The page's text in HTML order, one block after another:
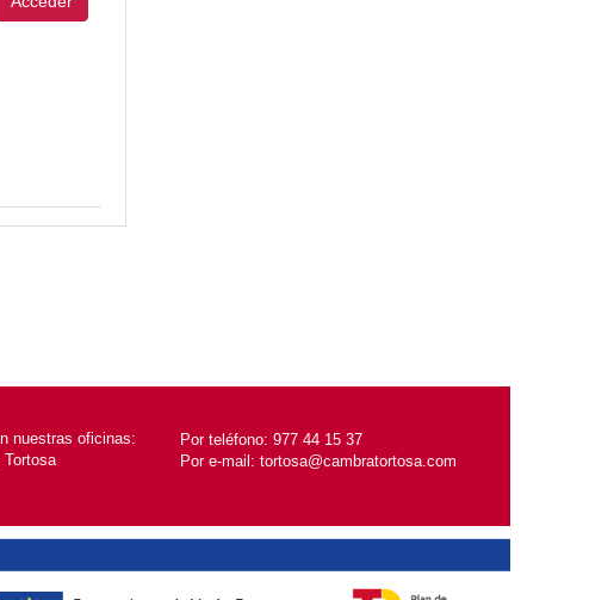
nuestras oficinas:
Por teléfono: 977 44 15 37
Por e-mail: tortosa@cambratortosa.com